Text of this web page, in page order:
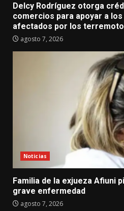
Delcy Rodríguez otorga
comercios para apoyar a
afectados por los
agosto 7, 2026
Noticias
Familia de la exjueza Afiuni
grave enfermedad
agosto 7, 2026